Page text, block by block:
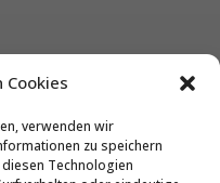
Cookies
verwenden wir
zu speichern
Technologien